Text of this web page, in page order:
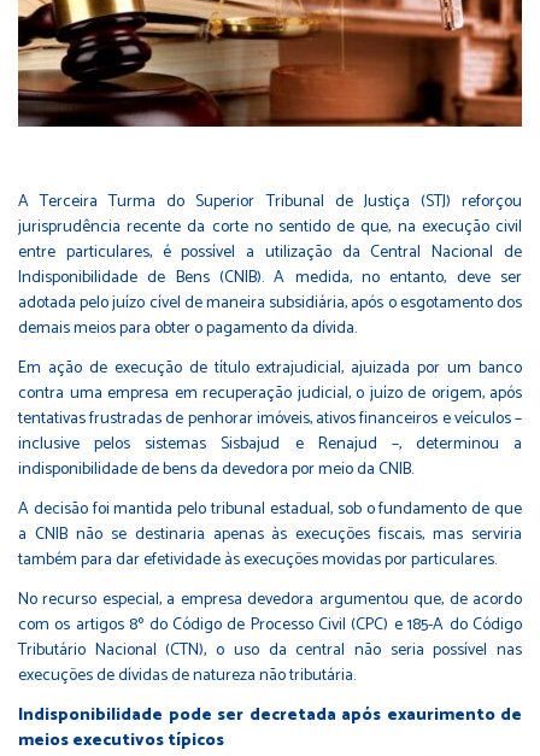
A Terceira Turma do Superior Tribunal de Justiça (STJ) reforçou
jurisprudência recente da corte no sentido de que, na execução civil
entre particulares, é possível a utilização da Central Nacional de
Indisponibilidade de Bens (CNIB). A medida, no entanto, deve ser
adotada pelo juízo cível de maneira subsidiária, após o esgotamento dos
demais meios para obter o pagamento da dívida.
Em ação de execução de título extrajudicial, ajuizada por um banco
contra uma empresa em recuperação judicial, o juízo de origem, após
tentativas frustradas de penhorar imóveis, ativos financeiros e veículos –
inclusive pelos sistemas Sisbajud e Renajud –, determinou a
indisponibilidade de bens da devedora por meio da CNIB.
A decisão foi mantida pelo tribunal estadual, sob o fundamento de que
a CNIB não se destinaria apenas às execuções fiscais, mas serviria
também para dar efetividade às execuções movidas por particulares.
No recurso especial, a empresa devedora argumentou que, de acordo
com os artigos8º do Código de Processo Civil (CPC) e185-A do Código
Tributário Nacional (CTN), o uso da central não seria possível nas
execuções de dívidas de natureza não tributária.
Indisponibilidade pode ser decretada após exaurimento de
meios executivos típicos